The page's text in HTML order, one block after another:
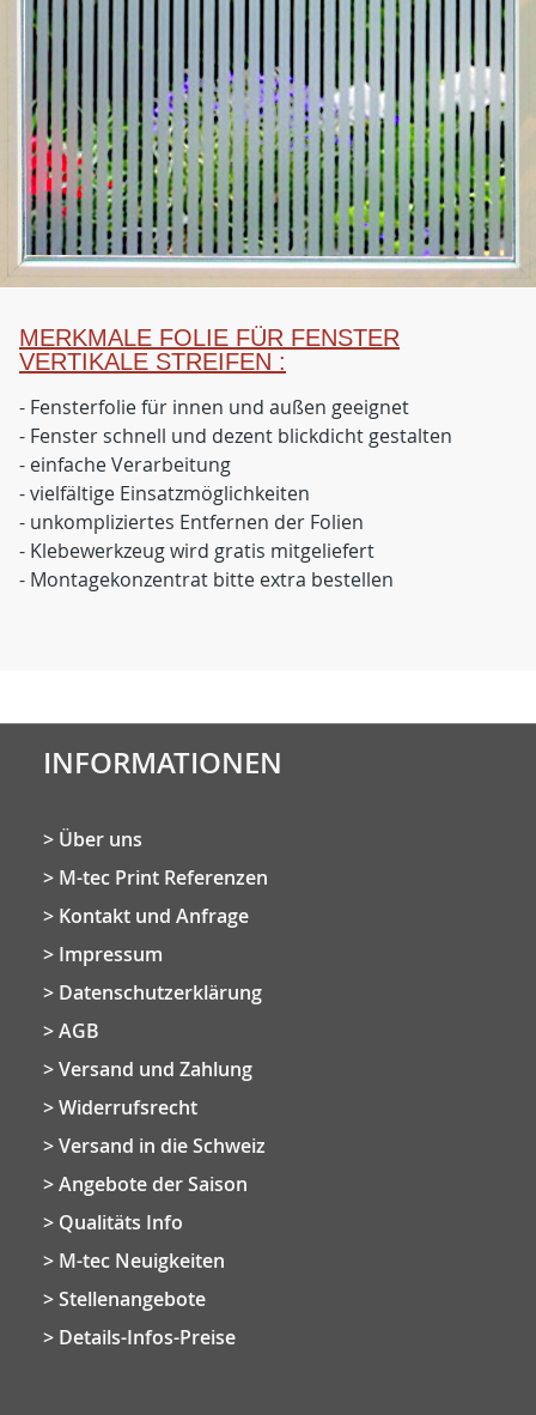
MERKMALE FOLIE FÜR FENSTER
VERTIKALE STREIFEN :
- Fensterfolie für innen und außen geeignet
- Fenster schnell und dezent blickdicht gestalten
- einfache Verarbeitung
- vielfältige Einsatzmöglichkeiten
- unkompliziertes Entfernen der Folien
- Klebewerkzeug wird gratis mitgeliefert
- Montagekonzentrat bitte extra bestellen
INFORMATIONEN
Über uns
M-tec Print Referenzen
Kontakt und Anfrage
Impressum
Datenschutzerklärung
AGB
Versand und Zahlung
Widerrufsrecht
Versand in die Schweiz
Angebote der Saison
Qualitäts Info
M-tec Neuigkeiten
Stellenangebote
Details-Infos-Preise